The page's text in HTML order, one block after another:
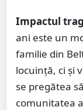
Impactul
ani este un
familie din
locuință, ci și
se pregătea
comunitatea